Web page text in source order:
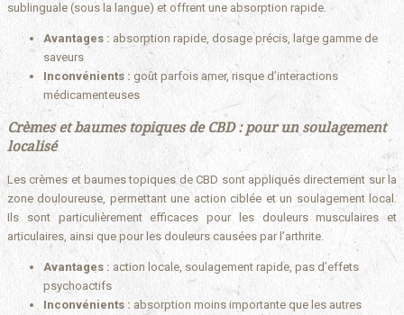
sublinguale (sous la langue) et offrent une absorption rapide.
Avantages : absorption rapide, dosage précis, large gamme de
saveurs
Inconvénients : goût parfois amer, risque d’interactions
médicamenteuses
Crèmes et baumes topiques de CBD : pour un soulagement
localisé
Les crèmes et baumes topiques de CBD sont appliqués directement sur la
zone douloureuse, permettant une action ciblée et un soulagement local.
Ils sont particulièrement efficaces pour les douleurs musculaires et
articulaires, ainsi que pour les douleurs causées par l’arthrite.
Avantages : action locale, soulagement rapide, pas d’effets
psychoactifs
Inconvénients : absorption moins importante que les autres